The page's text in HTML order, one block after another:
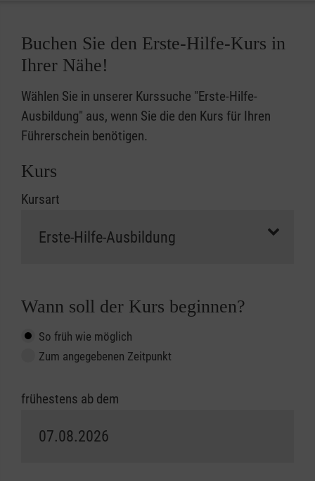
Buchen Sie den Erste-Hilfe-Kurs in
Ihrer Nähe!
Wählen Sie in unserer Kurssuche "Erste-Hilfe-
Ausbildung" aus, wenn Sie die den Kurs für Ihren
Führerschein benötigen.
Kurs
Kursart
Wann soll der Kurs beginnen?
So früh wie möglich
Zum angegebenen Zeitpunkt
frühestens ab dem